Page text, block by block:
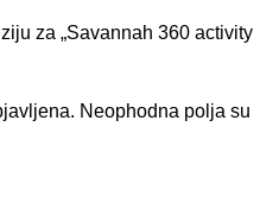
za „Savannah 360 activity
Neophodna polja su